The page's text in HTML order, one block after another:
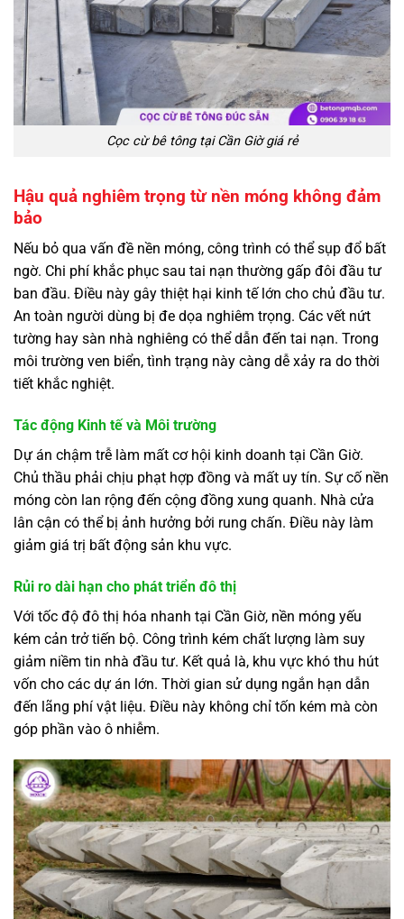
Cọc cừ bê tông tại Cần Giờ giá rẻ
Hậu quả nghiêm trọng từ nền móng không đảm
bảo
Nếu bỏ qua vấn đề nền móng, công trình có thể sụp đổ bất
ngờ. Chi phí khắc phục sau tai nạn thường gấp đôi đầu tư
ban đầu. Điều này gây thiệt hại kinh tế lớn cho chủ đầu tư.
An toàn người dùng bị đe dọa nghiêm trọng. Các vết nứt
tường hay sàn nhà nghiêng có thể dẫn đến tai nạn. Trong
môi trường ven biển, tình trạng này càng dễ xảy ra do thời
tiết khắc nghiệt.
Tác động Kinh tế và Môi trường
Dự án chậm trễ làm mất cơ hội kinh doanh tại Cần Giờ.
Chủ thầu phải chịu phạt hợp đồng và mất uy tín. Sự cố nền
móng còn lan rộng đến cộng đồng xung quanh. Nhà cửa
lân cận có thể bị ảnh hưởng bởi rung chấn. Điều này làm
giảm giá trị bất động sản khu vực.
Rủi ro dài hạn cho phát triển đô thị
Với tốc độ đô thị hóa nhanh tại Cần Giờ, nền móng yếu
kém cản trở tiến bộ. Công trình kém chất lượng làm suy
giảm niềm tin nhà đầu tư. Kết quả là, khu vực khó thu hút
vốn cho các dự án lớn. Thời gian sử dụng ngắn hạn dẫn
đến lãng phí vật liệu. Điều này không chỉ tốn kém mà còn
góp phần vào ô nhiễm.